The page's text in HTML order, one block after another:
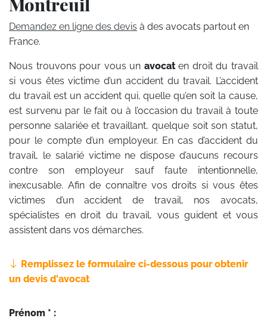
Demandez en ligne des devis à des avocats partout en
France.
Nous trouvons pour vous un avocaten droit du travail
si vous êtes victime d’un accident du travail. L’accident
du travail est un accident qui, quelle qu’en soit la cause,
est survenu par le fait ou à l’occasion du travail à toute
personne salariée et travaillant, quelque soit son statut,
pour le compte d’un employeur. En cas d’accident du
travail, le salarié victime ne dispose d’aucuns recours
contre son employeur sauf faute intentionnelle,
inexcusable. Afin de connaître vos droits si vous êtes
victimes d’un accident de travail, nos avocats,
spécialistes en droit du travail, vous guident et vous
assistent dans vos démarches.
Remplissez le formulaire ci-dessous pour obtenir
un devis d'avocat
Prénom * :